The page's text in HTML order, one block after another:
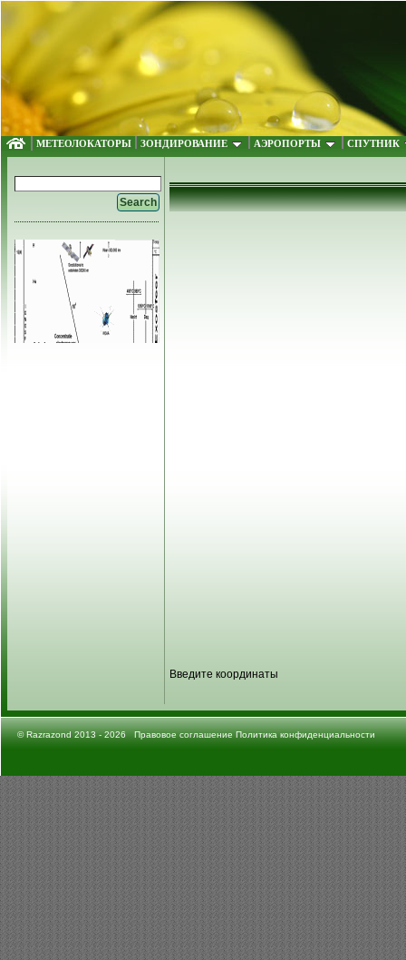
МЕТЕОЛОКАТОРЫ ЗОНДИРОВАНИЕ АЭРОПОРТЫ СПУТНИК
Введите координаты
©Razrazond2013 - 2026Правовое соглашение Политика конфиденциальности